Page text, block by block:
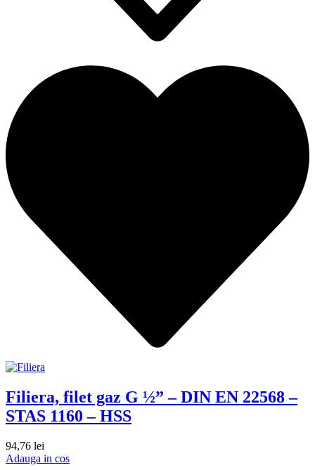
Filiera, filet gaz G ½” – DIN EN 22568 –
STAS 1160 – HSS
94,76 lei
Adauga in cos